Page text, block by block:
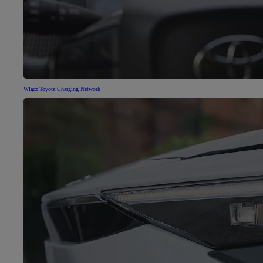
Włącz Toyota Charging Network